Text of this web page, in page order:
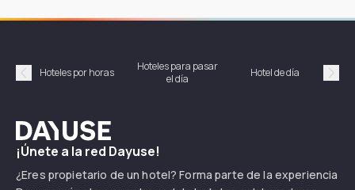
Précédent
Hoteles por horas
Hoteles para pasar
el día
Hotel de día
Dayuse
¡Únete a la red Dayuse!
¿Eres propietario de un hotel? Forma parte de la experiencia